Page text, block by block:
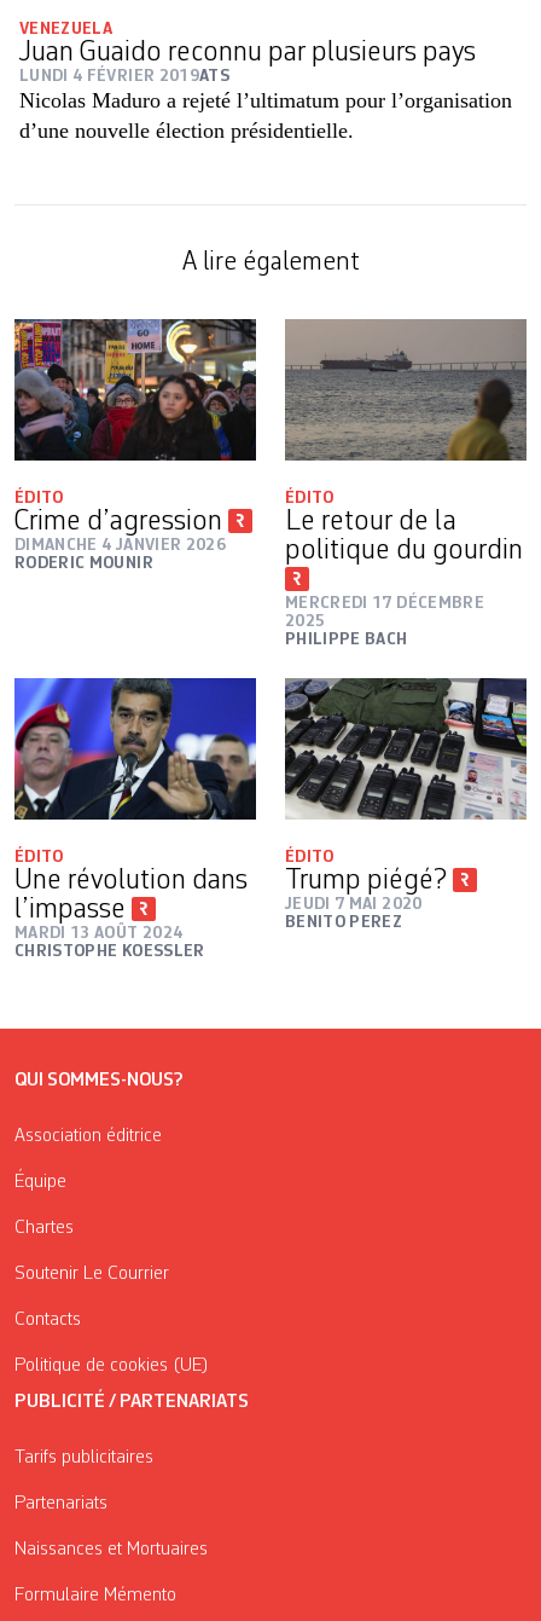
VENEZUELA
Juan Guaido reconnu par plusieurs pays
LUNDI 4 FÉVRIER 2019ATS
Nicolas Maduro a rejeté l’ultimatum pour l’organisation
d’une nouvelle élection présidentielle.
A lire également
ÉDITO
Crime d’agression
DIMANCHE 4 JANVIER 2026
RODERIC MOUNIR
ÉDITO
Le retour de la
politique du gourdin
MERCREDI 17 DÉCEMBRE
2025
PHILIPPE BACH
ÉDITO
Une révolution dans
l’impasse
MARDI 13 AOÛT 2024
CHRISTOPHE KOESSLER
ÉDITO
Trump piégé?
JEUDI 7 MAI 2020
BENITO PEREZ
QUI SOMMES-NOUS?
Association éditrice
Équipe
Chartes
Soutenir Le Courrier
Contacts
Politique de cookies (UE)
PUBLICITÉ / PARTENARIATS
Tarifs publicitaires
Partenariats
Naissances et Mortuaires
Formulaire Mémento